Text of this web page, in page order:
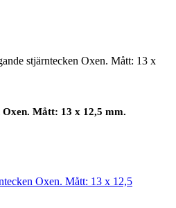
stjärntecken Oxen. Mått: 13 x
Mått: 13 x 12,5 mm.